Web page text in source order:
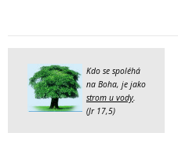
Kdo se spoléhá
na Boha, je jako
strom u vody.
(Jr 17,5)